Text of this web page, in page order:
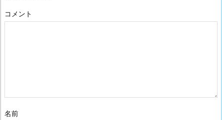
コメント
名前